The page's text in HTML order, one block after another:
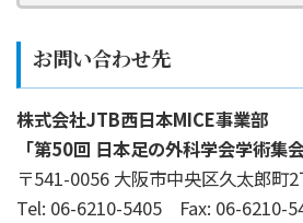
お問い合わせ先
株式会社JTB西日本MICE事業部
「第50回 日本足の外科学会学術集
〒541-0056 大阪市中央区久太郎町
Tel: 06-6210-5405 Fax: 06-6210-